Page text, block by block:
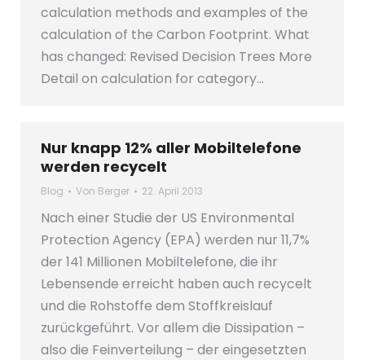
calculation methods and examples of the
calculation of the Carbon Footprint. What
has changed: Revised Decision Trees More
Detail on calculation for category…
Nur knapp 12% aller Mobiltelefone
werden recycelt
Blog Von Berger 22. April 2013
Nach einer Studie der US Environmental
Protection Agency (EPA) werden nur 11,7%
der 141 Millionen Mobiltelefone, die ihr
Lebensende erreicht haben auch recycelt
und die Rohstoffe dem Stoffkreislauf
zurückgeführt. Vor allem die Dissipation –
also die Feinverteilung – der eingesetzten